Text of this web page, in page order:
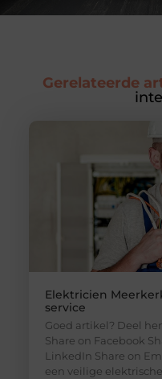
Gerelateerde
Elektricien
service
Goed artikel? Deel
Share on Facebook
LinkedIn Share on
een veilige